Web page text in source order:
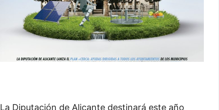
La Diputación de Alicante destinará este año